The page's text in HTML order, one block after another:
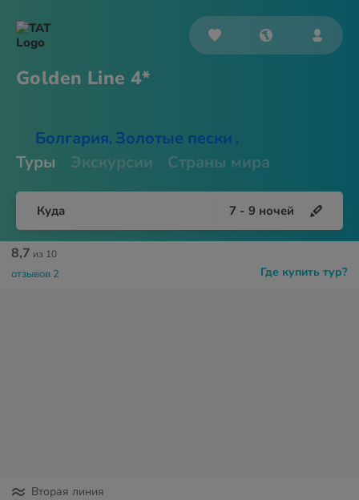
Golden Line 4*
Болгария, Золотые пески ,
Туры Экскурсии Страны мира
Куда 7 - 9 ночей
Где купить тур?
8,7 из 10
отзывов 2
Вторая линия